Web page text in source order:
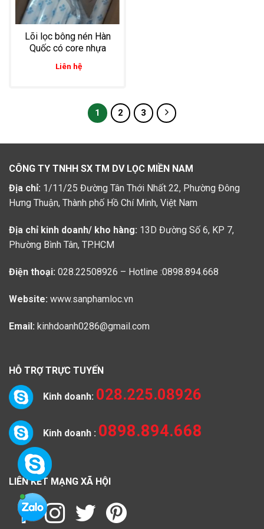
Lõi lọc bông nén Hàn
Quốc có core nhựa
Liên hệ
1 2 3
CÔNG TY TNHH SX TM DV LỌC MIỀN NAM
Địa chỉ: 1/11/25 Đường Tân Thới Nhất 22, Phường Đông
Hưng Thuận, Thành phố Hồ Chí Minh, Việt Nam
Địa chỉ kinh doanh/ kho hàng: 13D Đường Số 6, KP 7,
Phường Bình Tân, TP.HCM
Điện thoại: 028.22508926 – Hotline :0898.894.668
Website: www.sanphamloc.vn
Email: kinhdoanh0286@gmail.com
HỖ TRỢ TRỰC TUYẾN
Kinh doanh: 028.225.08926
Kinh doanh : 0898.894.668
LIÊN KẾT MẠNG XÃ HỘI